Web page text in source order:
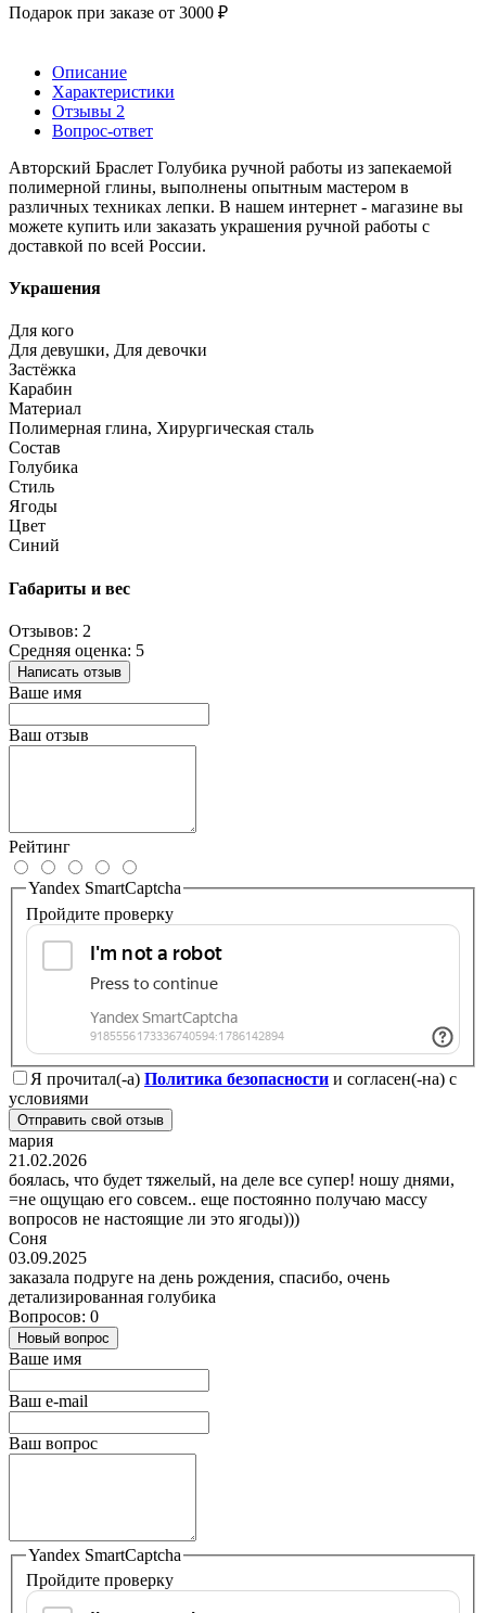
Подарок при заказе от 3000 ₽
Описание
Характеристики
Отзывы 2
Вопрос-ответ
Авторский Браслет Голубика ручной работы из запекаемой
полимерной глины, выполнены опытным мастером в
различных техниках лепки. В нашем интернет - магазине вы
можете купить или заказать украшения ручной работы с
доставкой по всей России.
Украшения
Для кого
Для девушки, Для девочки
Застёжка
Карабин
Материал
Полимерная глина, Хирургическая сталь
Состав
Голубика
Стиль
Ягоды
Цвет
Синий
Габариты и вес
Отзывов: 2
Средняя оценка: 5
Написать отзыв
Ваше имя
Ваш отзыв
Рейтинг
Yandex SmartCaptcha
Пройдите проверку
Я прочитал(-а) Политика безопасности и согласен(-на) с
условиями
Отправить свой отзыв
мария
21.02.2026
боялась, что будет тяжелый, на деле все супер! ношу днями,
=не ощущаю его совсем.. еще постоянно получаю массу
вопросов не настоящие ли это ягоды)))
Соня
03.09.2025
заказала подруге на день рождения, спасибо, очень
детализированная голубика
Вопросов: 0
Новый вопрос
Ваше имя
Ваш e-mail
Ваш вопрос
Yandex SmartCaptcha
Пройдите проверку